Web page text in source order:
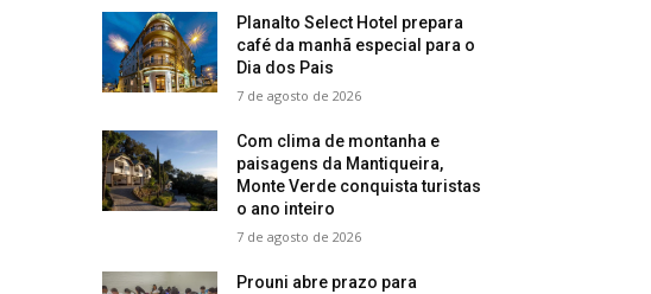
Planalto Select Hotel prepara
café da manhã especial para o
Dia dos Pais
7 de agosto de 2026
Com clima de montanha e
paisagens da Mantiqueira,
Monte Verde conquista turistas
o ano inteiro
7 de agosto de 2026
Prouni abre prazo para